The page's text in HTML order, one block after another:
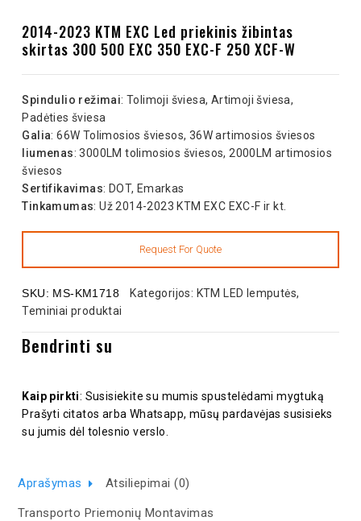
2014-2023 KTM EXC Led priekinis žibintas
skirtas 300 500 EXC 350 EXC-F 250 XCF-W
Spindulio režimai: Tolimoji šviesa, Artimoji šviesa,
Padėties šviesa
Galia: 66W Tolimosios šviesos, 36W artimosios šviesos
liumenas: 3000LM tolimosios šviesos, 2000LM artimosios
šviesos
Sertifikavimas: DOT, Emarkas
Tinkamumas: Už 2014-2023 KTM EXC EXC-F ir kt.
SKU: MS-KM1718 Kategorijos: KTM LED lemputės,
Teminiai produktai
Bendrinti su
Kaip pirkti: Susisiekite su mumis spustelėdami mygtuką
Prašyti citatos arba Whatsapp, mūsų pardavėjas susisieks
su jumis dėl tolesnio verslo.
Aprašymas Atsiliepimai (0)
Transporto Priemonių Montavimas